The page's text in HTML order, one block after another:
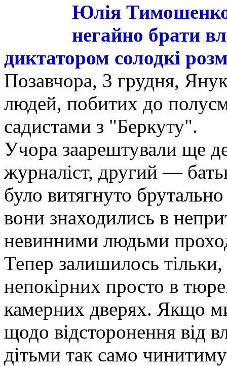
Юлія
негайно брати
диктатором солодкі
Позавчора, 3 грудня,
людей, побитих до
садистами з "Беркуту".
Учора заарештували ще
журналіст, другий —
було витягнуто
вони знаходились в
невинними людьми
Тепер залишилось тільки,
непокірних просто в
камерних дверях. Якщо
щодо відсторонення від
дітьми так само